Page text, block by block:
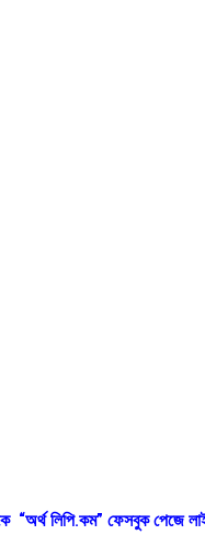
“অর্থ লিপি.কম” ফেসবুক